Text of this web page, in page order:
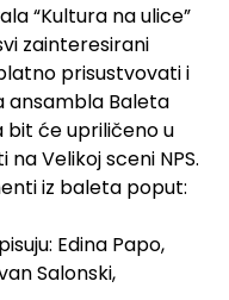
“Kultura na ulice”
zainteresirani
prisustvovati i
ansambla Baleta
bit će upriličeno u
Velikoj sceni NPS.
iz baleta poput:
Edina Papo,
Salonski,